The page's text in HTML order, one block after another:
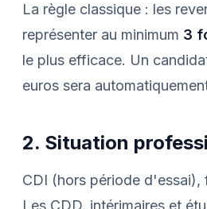
La règle classique : les
représenter au minimum 3
le plus efficace. Un
euros sera
2. Situation
CDI (hors période d'essai),
Les CDD, intérimaires et